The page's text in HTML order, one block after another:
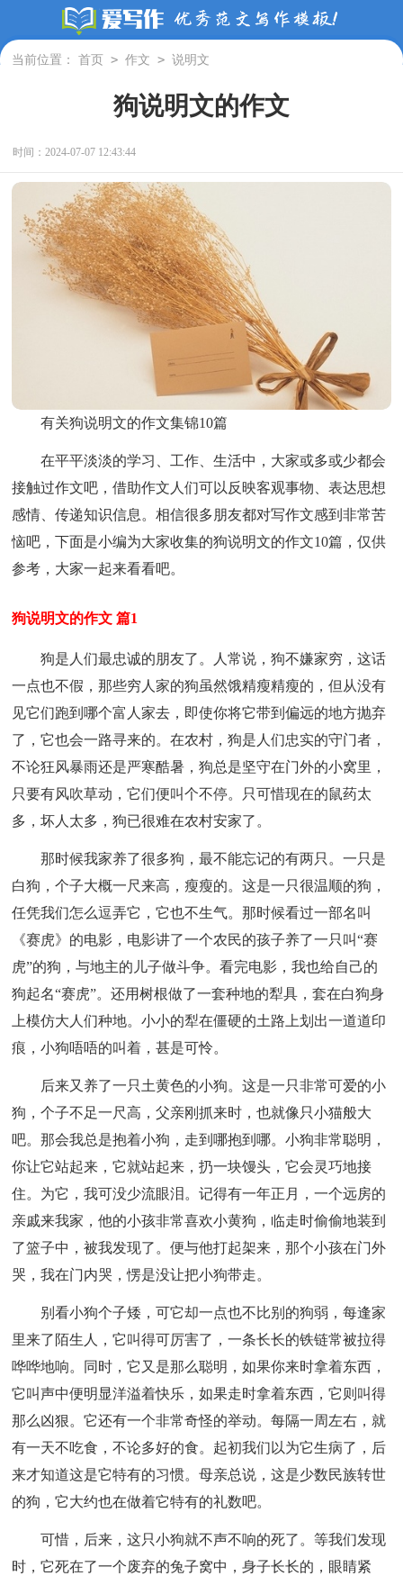
当前位置： 首页 > 作文 > 说明文
狗说明文的作文
时间：2024-07-07 12:43:44
有关狗说明文的作文集锦10篇
在平平淡淡的学习、工作、生活中，大家或多或少都会
接触过作文吧，借助作文人们可以反映客观事物、表达思想
感情、传递知识信息。相信很多朋友都对写作文感到非常苦
恼吧，下面是小编为大家收集的狗说明文的作文10篇，仅供
参考，大家一起来看看吧。
狗说明文的作文 篇1
狗是人们最忠诚的朋友了。人常说，狗不嫌家穷，这话
一点也不假，那些穷人家的狗虽然饿精瘦精瘦的，但从没有
见它们跑到哪个富人家去，即使你将它带到偏远的地方抛弃
了，它也会一路寻来的。在农村，狗是人们忠实的守门者，
不论狂风暴雨还是严寒酷暑，狗总是坚守在门外的小窝里，
只要有风吹草动，它们便叫个不停。只可惜现在的鼠药太
多，坏人太多，狗已很难在农村安家了。
那时候我家养了很多狗，最不能忘记的有两只。一只是
白狗，个子大概一尺来高，瘦瘦的。这是一只很温顺的狗，
任凭我们怎么逗弄它，它也不生气。那时候看过一部名叫
《赛虎》的电影，电影讲了一个农民的孩子养了一只叫“赛
虎”的狗，与地主的儿子做斗争。看完电影，我也给自己的
狗起名“赛虎”。还用树根做了一套种地的犁具，套在白狗身
上模仿大人们种地。小小的犁在僵硬的土路上划出一道道印
痕，小狗唔唔的叫着，甚是可怜。
后来又养了一只土黄色的小狗。这是一只非常可爱的小
狗，个子不足一尺高，父亲刚抓来时，也就像只小猫般大
吧。那会我总是抱着小狗，走到哪抱到哪。小狗非常聪明，
你让它站起来，它就站起来，扔一块馒头，它会灵巧地接
住。为它，我可没少流眼泪。记得有一年正月，一个远房的
亲戚来我家，他的小孩非常喜欢小黄狗，临走时偷偷地装到
了篮子中，被我发现了。便与他打起架来，那个小孩在门外
哭，我在门内哭，愣是没让把小狗带走。
别看小狗个子矮，可它却一点也不比别的狗弱，每逢家
里来了陌生人，它叫得可厉害了，一条长长的铁链常被拉得
哗哗地响。同时，它又是那么聪明，如果你来时拿着东西，
它叫声中便明显洋溢着快乐，如果走时拿着东西，它则叫得
那么凶狠。它还有一个非常奇怪的举动。每隔一周左右，就
有一天不吃食，不论多好的食。起初我们以为它生病了，后
来才知道这是它特有的习惯。母亲总说，这是少数民族转世
的狗，它大约也在做着它特有的礼数吧。
可惜，后来，这只小狗就不声不响的死了。等我们发现
时，它死在了一个废弃的兔子窝中，身子长长的，眼睛紧